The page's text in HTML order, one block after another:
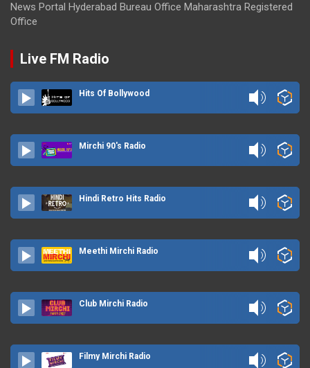
News Portal Hyderabad Bureau Office Maharashtra Registered
Office
Live FM Radio
Hits Of Bollywood
Mirchi 90's Radio
Hindi Retro Hits Radio
Meethi Mirchi Radio
Club Mirchi Radio
Filmy Mirchi Radio